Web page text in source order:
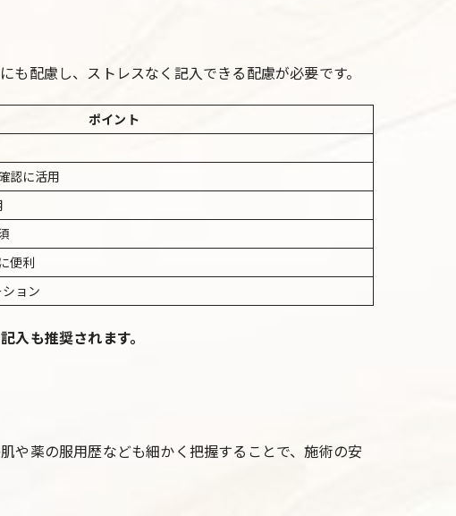
配慮し、ストレスなく記入できる配慮が必要です。
ポイント
認に活用
便利
ョン
入も推奨されます。
や薬の服用歴なども細かく把握することで、施術の安